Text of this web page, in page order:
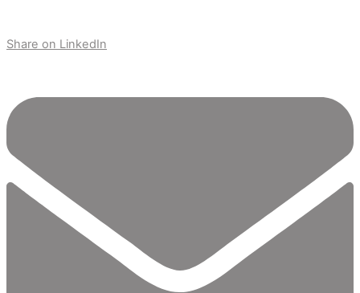
Share on LinkedIn